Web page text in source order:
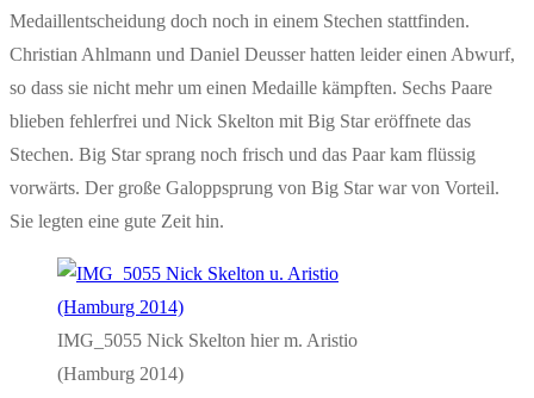
Medaillentscheidung doch noch in einem Stechen stattfinden.
Christian Ahlmann und Daniel Deusser hatten leider einen Abwurf,
so dass sie nicht mehr um einen Medaille kämpften. Sechs Paare
blieben fehlerfrei und Nick Skelton mit Big Star eröffnete das
Stechen. Big Star sprang noch frisch und das Paar kam flüssig
vorwärts. Der große Galoppsprung von Big Star war von Vorteil.
Sie legten eine gute Zeit hin.
IMG_5055 Nick Skelton hier m. Aristio
(Hamburg 2014)